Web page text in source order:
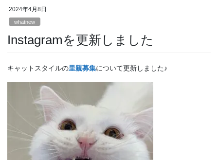
2024年4月8日
whatnew
Instagramを更新しました
キャットスタイルの里親募集について更新しました♪